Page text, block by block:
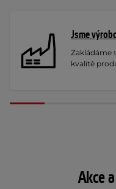
Jsme
Zakládáme
kvalitě
Akce